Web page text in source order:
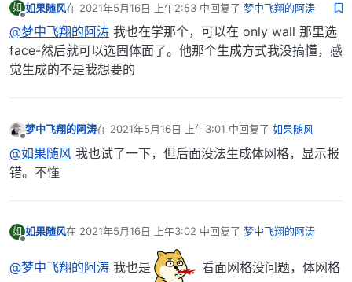
如
离线
如果随风在 2021年5月16日 上午2:53 中回复了 梦中飞翔的阿涛
最后由 编辑
@梦中飞翔的阿涛 我也在学那个，可以在 only wall 那里选
face-然后就可以选固体面了。他那个生成方式我没搞懂，感
觉生成的不是我想要的
梦中飞翔的阿涛在 2021年5月16日 上午3:01 中回复了 如果随风
最后由 编辑
@如果随风 我也试了一下，但后面没法生成体网格，显示报
错。不懂
如 如果随风在 2021年5月16日 上午3:02 中回复了 梦中飞翔的阿涛
最后由 编辑
@梦中飞翔的阿涛 我也是 看面网格没问题，体网格